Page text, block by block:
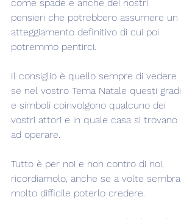
come spade e anche dei nostri
pensieri che potrebbero assumere un
atteggiamento definitivo di cui poi
potremmo pentirci.
Il consiglio è quello sempre di vedere
se nel vostro Tema Natale questi gradi
e simboli coinvolgono qualcuno dei
vostri attori e in quale casa si trovano
ad operare.
Tutto è per noi e non contro di noi,
ricordiamolo, anche se a volte sembra
molto difficile poterlo credere.